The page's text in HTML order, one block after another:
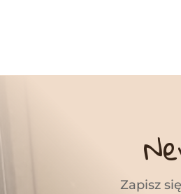
Zapisz